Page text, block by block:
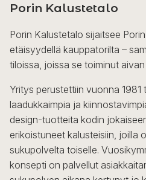
muunnelma.
tehdä
valinnat
tuotteen
sivulla.
Porin Kalustetalo
Porin Kalustetalo sijaitsee
etäisyydellä kauppatorilta –
tiloissa, joissa se toiminut
Yritys perustettiin vuonna 1981
laadukkaimpia ja
design-tuotteita kodin
erikoistuneet kalusteisiin, joilla
sukupolvelta toiselle.
konsepti on palvellut